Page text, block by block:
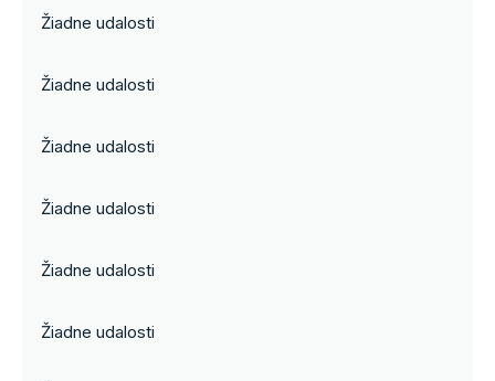
Žiadne udalosti
Žiadne udalosti
Žiadne udalosti
Žiadne udalosti
Žiadne udalosti
Žiadne udalosti